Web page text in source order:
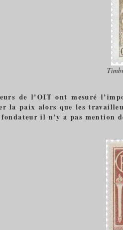
de l’OIT ont mesuré
la paix alors que les
il n’y a pas mention